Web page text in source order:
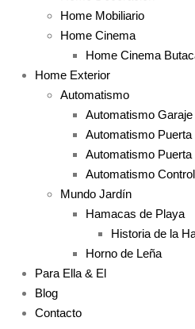
Home Mobiliario
Home Cinema
Home Cinema
Home Exterior
Automatismo
Automatismo Garaje
Automatismo Puerta
Automatismo Puerta
Automatismo
Mundo Jardín
Hamacas de Playa
Historia de la
Horno de Leña
Para Ella & El
Blog
Contacto